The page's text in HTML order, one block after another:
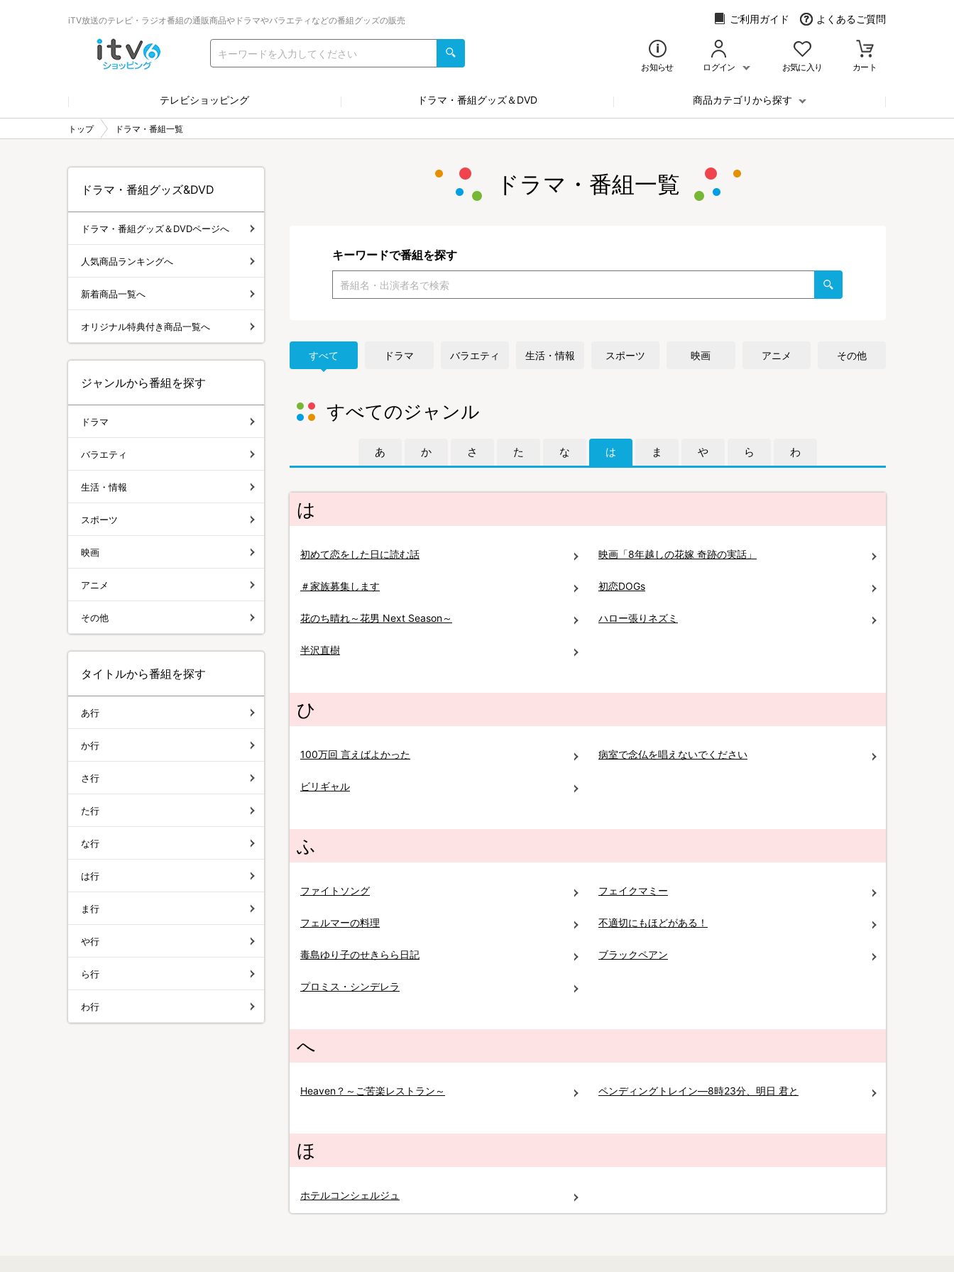
iTV放送のテレビ・ラジオ番組の通販商品やドラマやバラエティなどの番組グッズの販売 ご利用ガイド よくあるご質問
お知らせ ログイン お気に入り カート
テレビショッピング ドラマ・番組グッズ＆DVD 商品カテゴリから探す
トップ ドラマ・番組一覧
ドラマ・番組一覧
キーワードで番組を探す
すべて ドラマ バラエティ 生活・情報 スポーツ 映画 アニメ その他
すべてのジャンル
あ か さ た な は ま や ら わ
は
初めて恋をした日に読む話 映画「8年越しの花嫁 奇跡の実話」
＃家族募集します 初恋DOGs
花のち晴れ～花男 Next Season～ ハロー張りネズミ
半沢直樹
ひ
100万回 言えばよかった 病室で念仏を唱えないでください
ビリギャル
ふ
ファイトソング フェイクマミー
フェルマーの料理 不適切にもほどがある！
毒島ゆり子のせきらら日記 ブラックペアン
プロミス・シンデレラ
へ
Heaven？～ご苦楽レストラン～ ペンディングトレイン―8時23分、明日 君と
ほ
ホテルコンシェルジュ
ドラマ・番組グッズ&DVD
ドラマ・番組グッズ＆DVDページへ
人気商品ランキングへ
新着商品一覧へ
オリジナル特典付き商品一覧へ
ジャンルから番組を探す
ドラマ
バラエティ
生活・情報
スポーツ
映画
アニメ
その他
タイトルから番組を探す
あ行
か行
さ行
た行
な行
は行
ま行
や行
ら行
わ行